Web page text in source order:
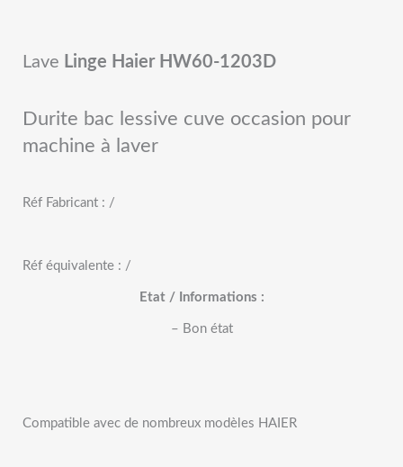
Lave Linge Haier HW60-1203D
Durite bac lessive cuve occasion pour
machine à laver
Réf Fabricant : /
Réf équivalente : /
Etat / Informations :
– Bon état
Compatible avec de nombreux modèles HAIER